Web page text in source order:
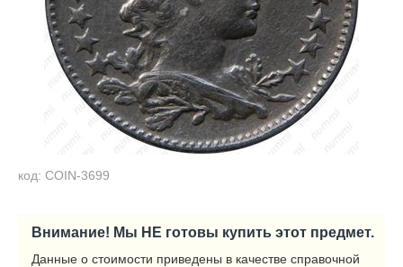
код: COIN-3699
Внимание! Мы НЕ готовы купить этот предмет.
Данные о стоимости приведены в качестве справочной